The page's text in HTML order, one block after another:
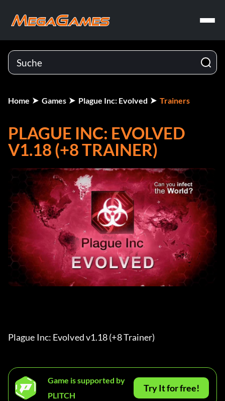
Home Games Plague Inc: Evolved Trainers
PLAGUE INC: EVOLVED
V1.18 (+8 TRAINER)
Plague Inc: Evolved v1.18 (+8 Trainer)
Game is supported by
PLITCH
Try It for free!